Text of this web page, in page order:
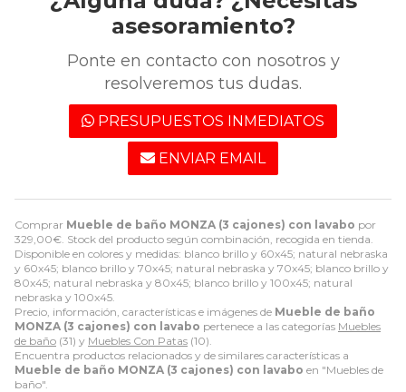
Comprar Mueble de baño MONZA (3 cajones) con lavabo por
329,00€ . Stock del producto según combinación, recogida en tienda.
Disponible en colores y medidas: blanco brillo y 60x45; natural nebraska
y 60x45; blanco brillo y 70x45; natural nebraska y 70x45; blanco brillo y
80x45; natural nebraska y 80x45; blanco brillo y 100x45; natural
nebraska y 100x45.
Precio, información, características e imágenes de Mueble de baño
MONZA (3 cajones) con lavabo pertenece a las categorías Muebles
de baño (31) y Muebles Con Patas (10).
Encuentra productos relacionados y de similares características a
Mueble de baño MONZA (3 cajones) con lavabo en "Muebles de
baño".
asesoramiento?
Ponte en contacto con nosotros y
resolveremos tus dudas.
PRESUPUESTOS INMEDIATOS
ENVIAR EMAIL